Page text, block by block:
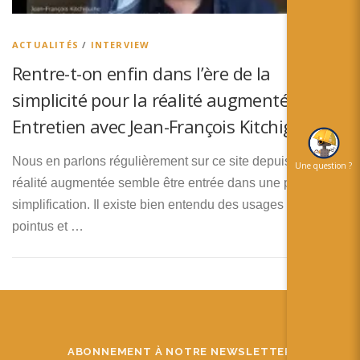
Español
ACTUALITÉS / INTERVIEW
Rentre-t-on enfin dans l’ère de la
simplicité pour la réalité augmentée ?
Entretien avec Jean-François Kitchiguine
Nous en parlons régulièrement sur ce site depuis 2 ans, la
réalité augmentée semble être entrée dans une période de
simplification. Il existe bien entendu des usages très
pointus et …
ABONNEMENT À NOTRE NEWSLETTER
Une question ?